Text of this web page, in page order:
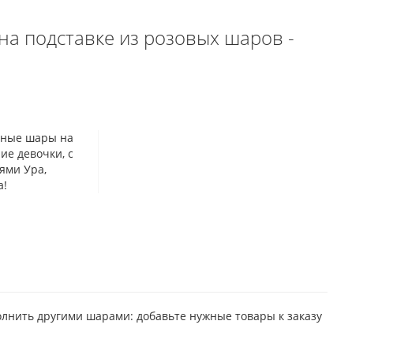
подставке из розовых шаров -
шары на
девочки, с
Ура,
другими шарами: добавьте нужные товары к заказу